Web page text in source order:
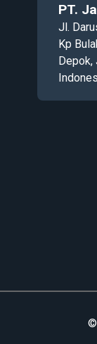
PT.
Jl.
Kp
Depok,
©